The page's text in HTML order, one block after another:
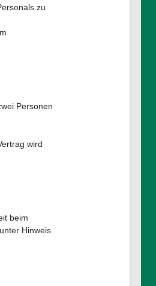
zu
Personen
wird
beim
Hinweis